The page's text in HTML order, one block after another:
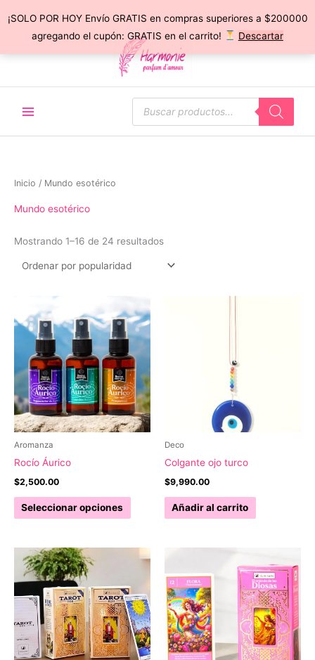
¡SOLO POR HOY Envío GRATIS en compras superiores a $200000
agregando el cupón: GRATIS en el carrito!
Descartar
Búsqueda
Inicio / Mundo esotérico
Mundo esotérico
Mostrando 1–16 de 24 resultadosOrdenado
Aromanza
Rocío Áurico
$2,500.00
Seleccionar opciones
Este
producto
Las
opciones
se
pueden
Deco
Colgante ojo turco
$9,990.00
Añadir al carrito